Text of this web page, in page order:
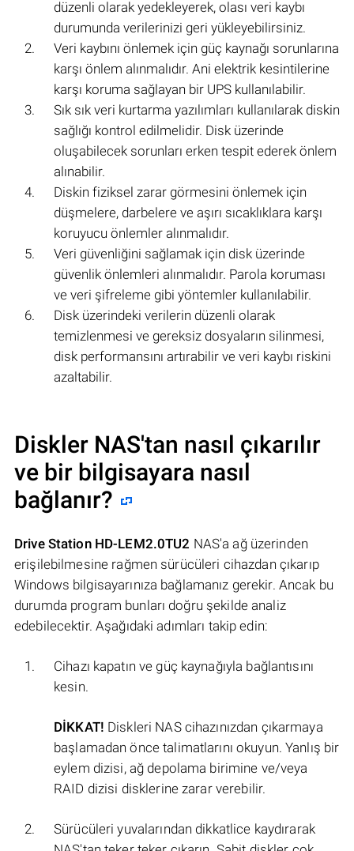
düzenli olarak yedekleyerek, olası veri kaybı
durumunda verilerinizi geri yükleyebilirsiniz.
Veri kaybını önlemek için güç kaynağı sorunlarına
karşı önlem alınmalıdır. Ani elektrik kesintilerine
karşı koruma sağlayan bir UPS kullanılabilir.
Sık sık veri kurtarma yazılımları kullanılarak diskin
sağlığı kontrol edilmelidir. Disk üzerinde
oluşabilecek sorunları erken tespit ederek önlem
alınabilir.
Diskin fiziksel zarar görmesini önlemek için
düşmelere, darbelere ve aşırı sıcaklıklara karşı
koruyucu önlemler alınmalıdır.
Veri güvenliğini sağlamak için disk üzerinde
güvenlik önlemleri alınmalıdır. Parola koruması
ve veri şifreleme gibi yöntemler kullanılabilir.
Disk üzerindeki verilerin düzenli olarak
temizlenmesi ve gereksiz dosyaların silinmesi,
disk performansını artırabilir ve veri kaybı riskini
azaltabilir.
Diskler NAS'tan nasıl çıkarılır
ve bir bilgisayara nasıl
bağlanır?
Drive Station HD-LEM2.0TU2 NAS'a ağ üzerinden
erişilebilmesine rağmen sürücüleri cihazdan çıkarıp
Windows bilgisayarınıza bağlamanız gerekir. Ancak bu
durumda program bunları doğru şekilde analiz
edebilecektir. Aşağıdaki adımları takip edin:
Cihazı kapatın ve güç kaynağıyla bağlantısını
kesin.
DİKKAT! Diskleri NAS cihazınızdan çıkarmaya
başlamadan önce talimatlarını okuyun. Yanlış bir
eylem dizisi, ağ depolama birimine ve/veya
RAID dizisi disklerine zarar verebilir.
Sürücüleri yuvalarından dikkatlice kaydırarak